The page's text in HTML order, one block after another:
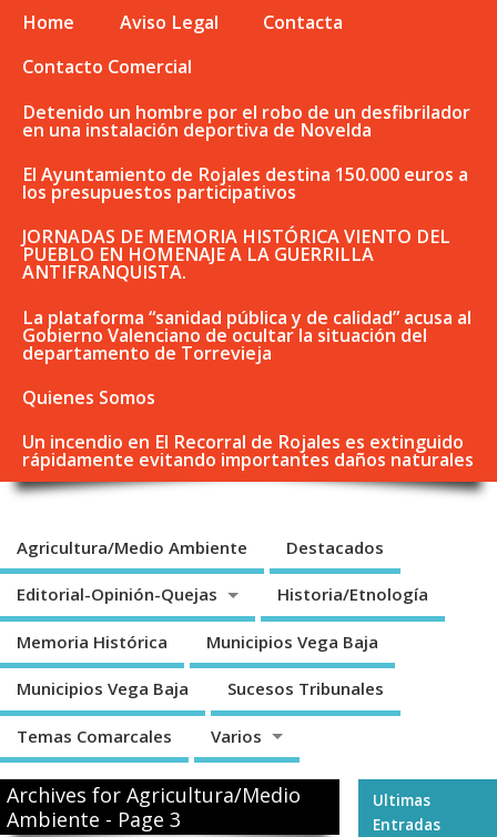
Home Aviso Legal
Contacta
Contacto Comercial
Detenido un hombre por el robo de un desfibrilador
en una instalación deportiva de Novelda
El Ayuntamiento de Rojales destina 150.000 euros a
los presupuestos participativos
JORNADAS DE MEMORIA HISTÓRICA VIENTO DEL
PUEBLO EN HOMENAJE A LA GUERRILLA
ANTIFRANQUISTA.
La plataforma “sanidad pública y de calidad” acusa al
Gobierno Valenciano de ocultar la situación del
departamento de Torrevieja
Quienes Somos
Un incendio en El Recorral de Rojales es extinguido
rápidamente evitando importantes daños naturales
Agricultura/Medio Ambiente Destacados
Editorial-Opinión-Quejas Historia/Etnología
Memoria Histórica Municipios Vega Baja
Municipios Vega Baja Sucesos Tribunales
Temas Comarcales Varios
Archives for Agricultura/Medio
Ambiente - Page 3
Ultimas
Entradas